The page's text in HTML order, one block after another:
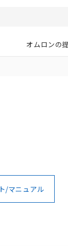
オムロンの
/マニュアル